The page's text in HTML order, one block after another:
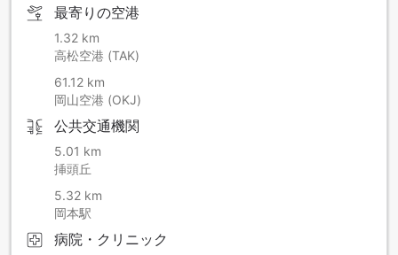
最寄りの空港
1.32 km
高松空港 (TAK)
61.12 km
岡山空港 (OKJ)
公共交通機関
5.01 km
挿頭丘
5.32 km
岡本駅
病院・クリニック